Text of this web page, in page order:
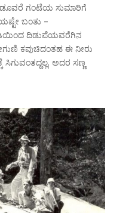
ಗಂಟೆಯ ಸುಮಾರಿಗೆ
ಬಂತು –
ದಿಡುಪೆಯವರೆಗಿನ
ಕವುಚಿದಂತಹ ಈ ನೀರು
ಸಿಗುವಂತದ್ದಲ್ಲ. ಅದರ ಸಣ್ಣ